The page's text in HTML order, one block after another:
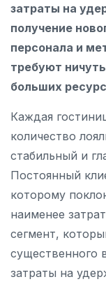
затраты на
получение
персонала и
требуют
больших
Каждая
количество
стабильный и
Постоянный
которому
наименее
сегмент,
существенного
затраты на